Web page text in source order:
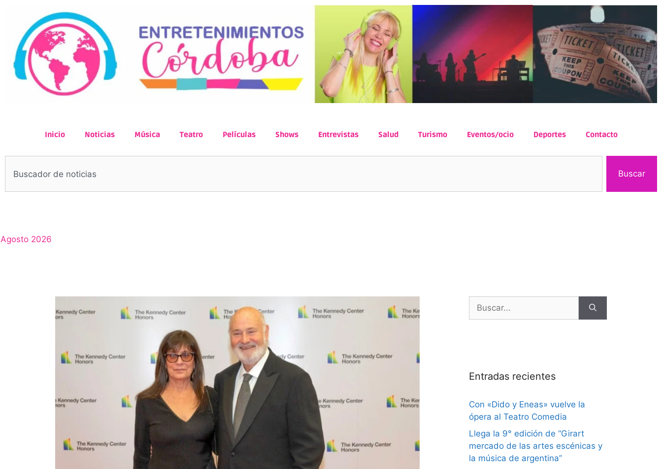
Inicio Noticias Música Teatro Películas Shows Entrevistas Salud Turismo Eventos/ocio Deportes Contacto
Buscar
Agosto 2026
Entradas recientes
Con «Dido y Eneas» vuelve la
ópera al Teatro Comedia
Llega la 9° edición de “Girart
mercado de las artes escénicas y
la música de argentina”